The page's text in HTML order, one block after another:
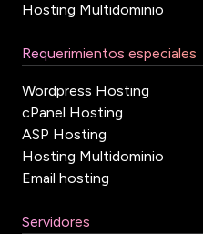
Hosting Multidominio
Requerimientos especiales
Wordpress Hosting
cPanel Hosting
ASP Hosting
Hosting Multidominio
Email hosting
Servidores